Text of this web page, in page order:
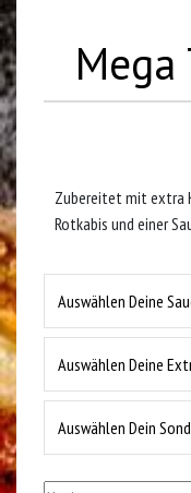
Zubereitet mit extra
Rotkabis und einer
Auswählen Deine
Auswählen Deine
Auswählen Dein